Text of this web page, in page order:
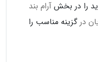
را در بخش آرام بند
در گزینه مناسب را